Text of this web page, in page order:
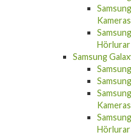
Hörlurar
Samsung
Hörlurar